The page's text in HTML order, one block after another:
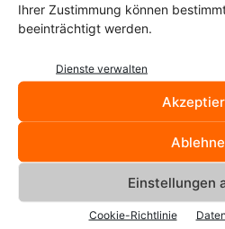
Ihrer Zustimmung können
beeinträchtigt werden.
Dienste verwalten
Einstellungen
Cookie-Richtlinie
Christoph
Hallo, ich bin Christoph –
pragmatischer Fan freier
bemerkt hast, schreibe ich hier
Arch Linux im Besonderen
Internet-Themen. Wenn dir
mich, wenn du mir auf
über die Social-Media-